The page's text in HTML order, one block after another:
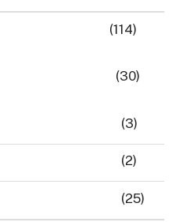
(114)
(30)
(3)
(2)
(25)